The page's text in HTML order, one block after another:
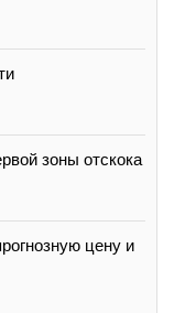
зоны отскока
цену и